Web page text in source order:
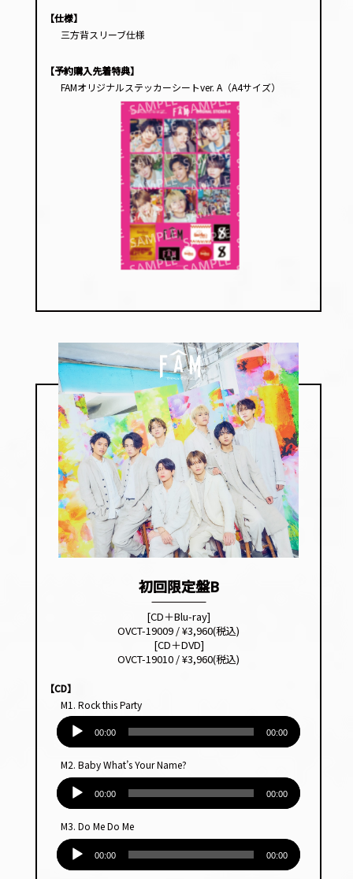
【仕様】
三方背スリーブ仕様
【予約購入先着特典】
FAMオリジナルステッカーシートver. A（A4サイズ）
初回限定盤B
[CD＋Blu-ray]
OVCT-19009 / ¥3,960(税込)
[CD＋DVD]
OVCT-19010 / ¥3,960(税込)
【CD】
M1. Rock this Party
レー
ヤー
00:00 00:00
M2. Baby What’s Your Name?
レー
ヤー
00:00 00:00
M3. Do Me Do Me
00:00 00:00